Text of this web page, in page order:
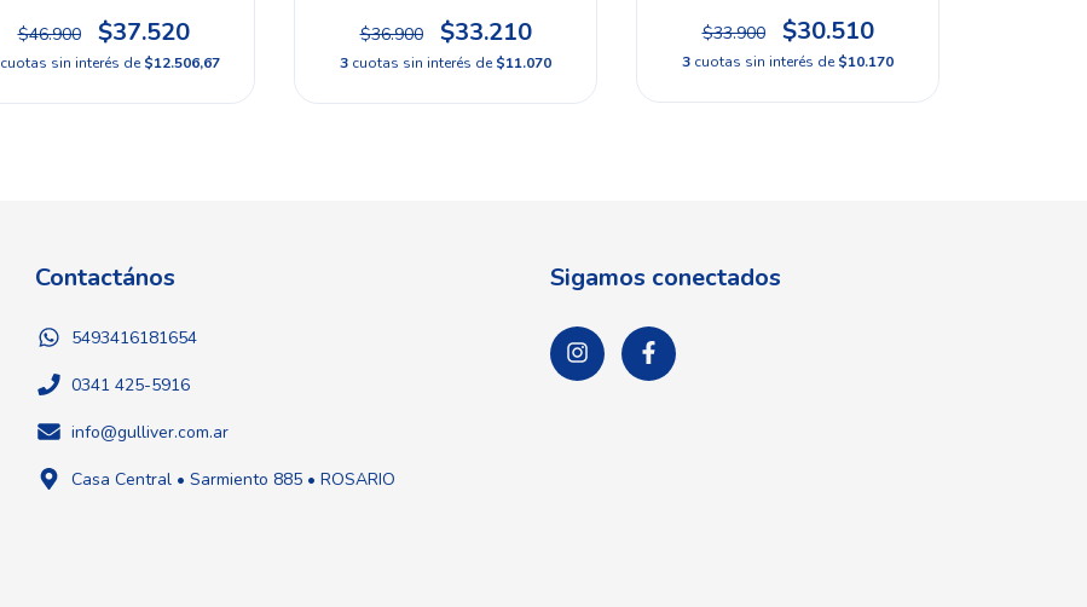
$46.900 $37.520
cuotas sin interés de$12.506,67
$36.900 $33.210
3 cuotas sin interés de$11.070
$33.900
$30.510
3 cuotas sin interés de$10.170
Contactános
5493416181654
0341 425-5916
info@gulliver.com.ar
Casa Central • Sarmiento 885 • ROSARIO
Sigamos conectados